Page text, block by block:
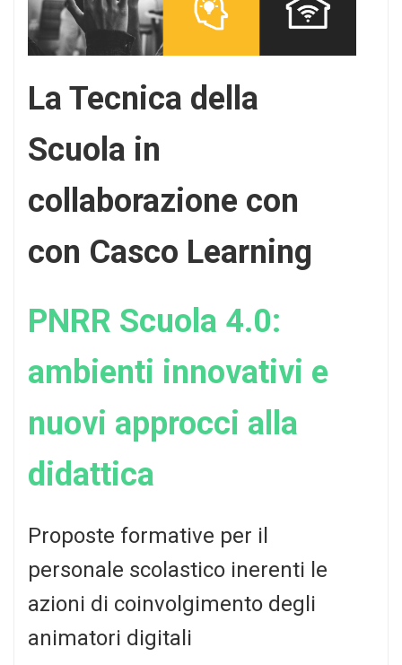
La Tecnica della
Scuola in
collaborazione con
con Casco Learning
PNRR Scuola 4.0:
ambienti innovativi e
nuovi approcci alla
didattica
Proposte formative per il
personale scolastico inerenti le
azioni di coinvolgimento degli
animatori digitali